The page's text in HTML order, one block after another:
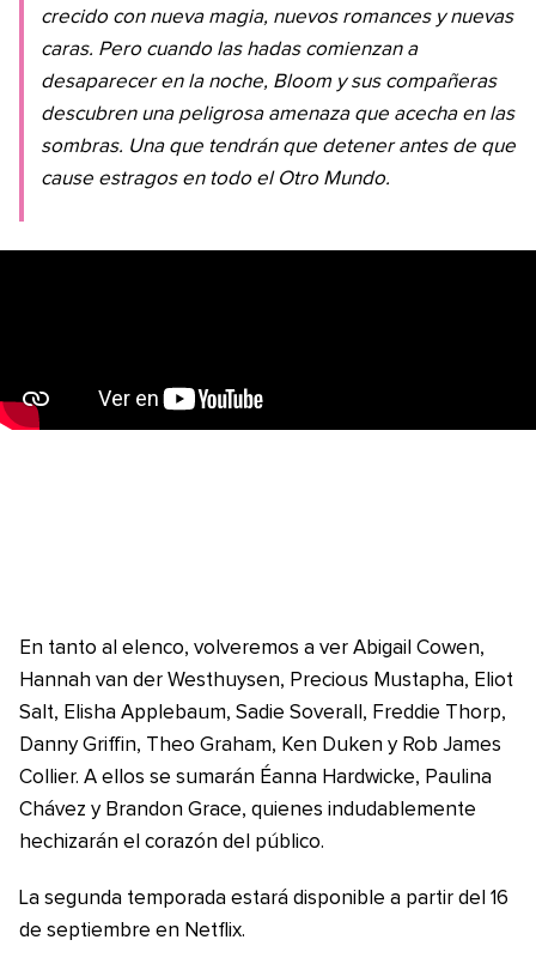
crecido con nueva magia, nuevos romances y nuevas
caras. Pero cuando las hadas comienzan a
desaparecer en la noche, Bloom y sus compañeras
descubren una peligrosa amenaza que acecha en las
sombras. Una que tendrán que detener antes de que
cause estragos en todo el Otro Mundo.
En tanto al elenco, volveremos a ver Abigail Cowen,
Hannah van der Westhuysen, Precious Mustapha, Eliot
Salt, Elisha Applebaum, Sadie Soverall, Freddie Thorp,
Danny Griffin, Theo Graham, Ken Duken y Rob James
Collier. A ellos se sumarán Éanna Hardwicke, Paulina
Chávez y Brandon Grace, quienes indudablemente
hechizarán el corazón del público.
La segunda temporada estará disponible a partir del 16
de septiembre en Netflix.